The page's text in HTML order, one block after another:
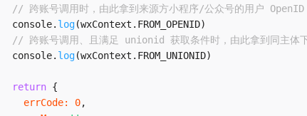
// 跨账号调用时，由此拿到来源方小程序/公众号的用户 OpenID
  console
. log(wxContext . FROM_OPENID)
// 跨账号调用、且满足 unionid 获取条件时，由此拿到同主体
  console
. log(wxContext . FROM_UNIONID)
return {
errCode: 0,